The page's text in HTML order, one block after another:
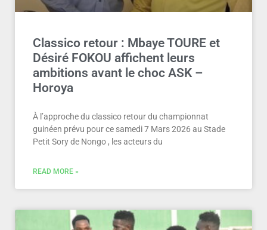
Classico retour : Mbaye TOURE et
Désiré FOKOU affichent leurs
ambitions avant le choc ASK –
Horoya
À l’approche du classico retour du championnat
guinéen prévu pour ce samedi 7 Mars 2026 au Stade
Petit Sory de Nongo , les acteurs du
READ MORE »